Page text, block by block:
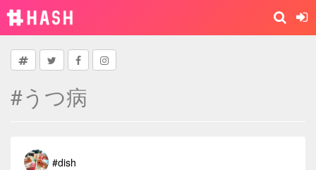
#うつ病
#dish